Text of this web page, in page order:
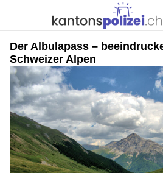
Der Albulapass –
Schweizer Alpen